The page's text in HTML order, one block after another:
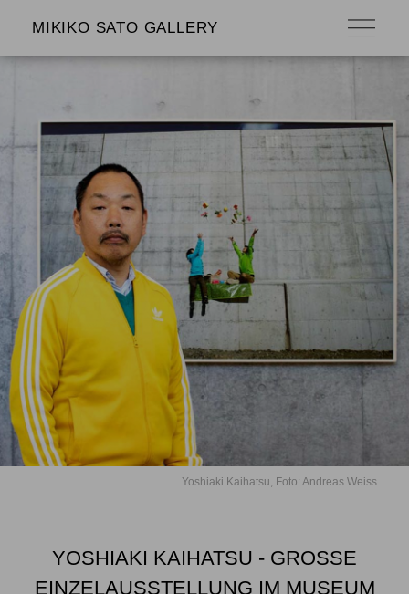
MIKIKO SATO GALLERY
Yoshiaki Kaihatsu, Foto: Andreas Weiss
YOSHIAKI KAIHATSU - GROSSE E
INZELAUSSTELLUNG IM MUSEUM O